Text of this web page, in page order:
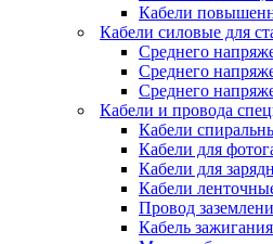
Кабели
Кабели силовые для
Среднего
Среднего
Среднего
Кабели и провода
Кабели
Кабели для
Кабели для
Кабели
Провод
Кабель зажигания